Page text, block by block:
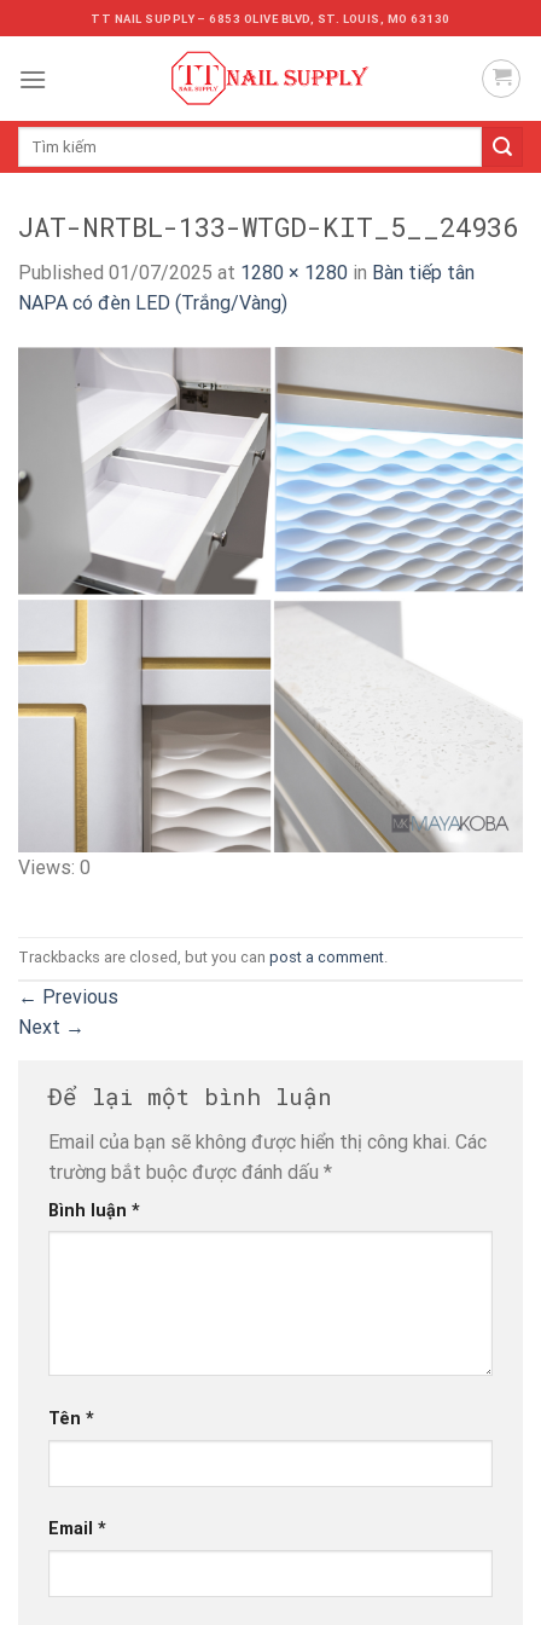
to
content
TT NAIL SUPPLY – 6853 OLIVE BLVD, ST. LOUIS, MO 63130
Tìm
JAT-NRTBL-133-WTGD-KIT_5__24936
Published 01/07/2025 at 1280 × 1280 in Bàn tiếp tân
NAPA có đèn LED (Trắng/Vàng)
Views: 0
Trackbacks are closed, but you can post a comment.
← Previous
Next →
Để lại một bình luận
Email của bạn sẽ không được hiển thị công khai. Các
trường bắt buộc được đánh dấu *
Bình luận *
Tên *
Email *